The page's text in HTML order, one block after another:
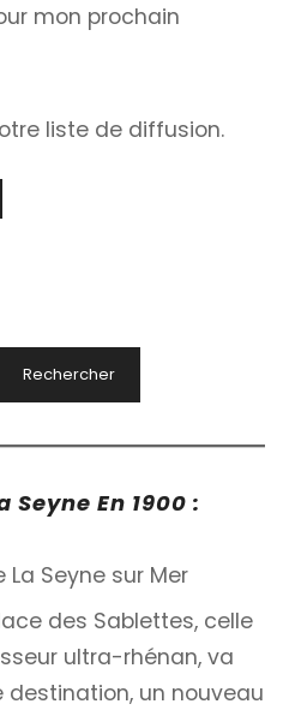
mon prochain
liste de diffusion.
Rechercher
En 1900 :
Seyne sur Mer
des Sablettes, celle
ultra-rhénan, va
un nouveau